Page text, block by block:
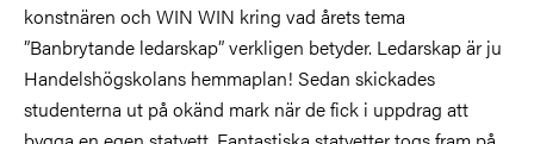
konstnären och WIN WIN kring vad årets tema
”Banbrytande ledarskap” verkligen betyder. Ledarskap är ju
Handelshögskolans hemmaplan! Sedan skickades
studenterna ut på okänd mark när de fick i uppdrag att